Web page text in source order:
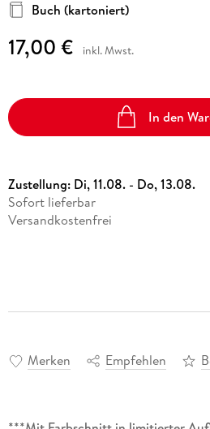
Buch (kartoniert)
17,00 € inkl. Mwst.
In den
Zustellung: Di, 11.08. - Do, 13.08.
Sofort lieferbar
Versandkostenfrei
Merken Empfehlen